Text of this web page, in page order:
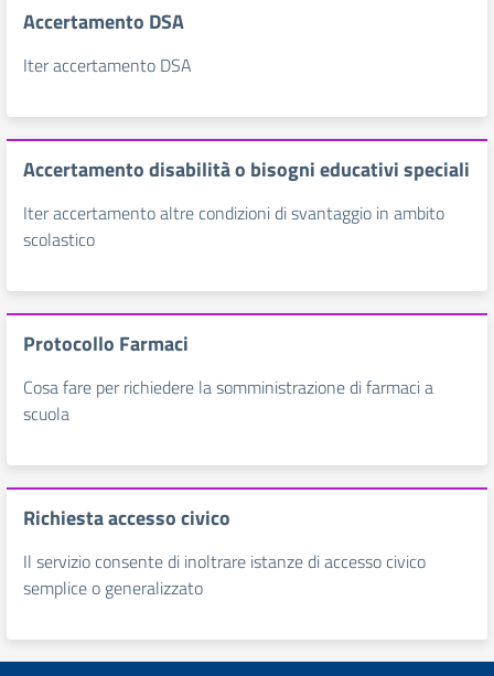
Accertamento DSA
Iter accertamento DSA
Accertamento disabilità o bisogni educativi speciali
Iter accertamento altre condizioni di svantaggio in ambito
scolastico
Protocollo Farmaci
Cosa fare per richiedere la somministrazione di farmaci a
scuola
Richiesta accesso civico
Il servizio consente di inoltrare istanze di accesso civico
semplice o generalizzato